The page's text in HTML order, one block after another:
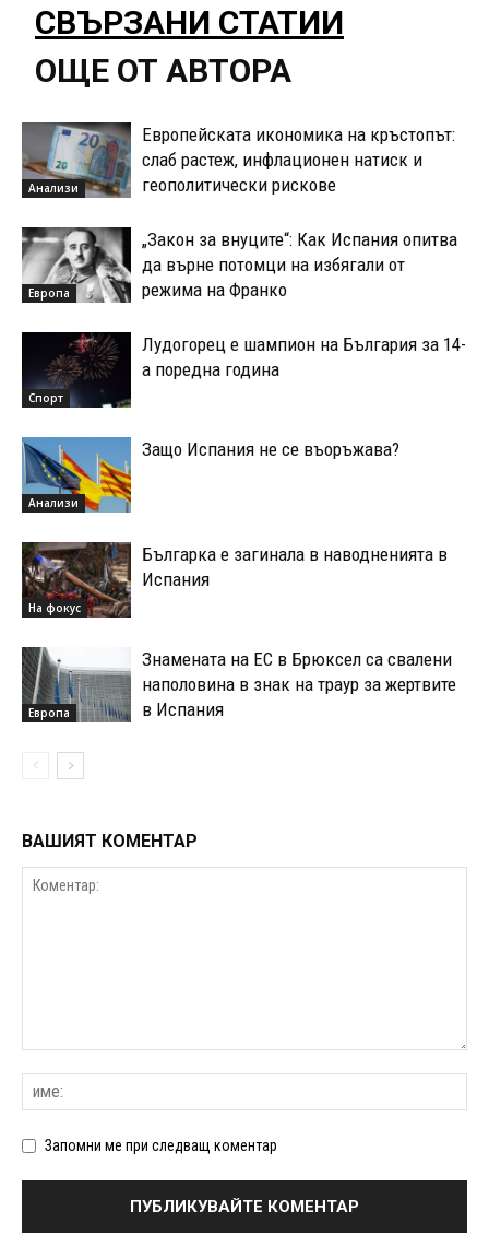
СВЪРЗАНИ СТАТИИ
ОЩЕ ОТ АВТОРА
Анализи
Европейската икономика на кръстопът:
слаб растеж, инфлационен натиск и
геополитически рискове
Европа
„Закон за внуците“: Как Испания опитва
да върне потомци на избягали от
режима на Франко
Спорт
Лудогорец е шампион на България за 14-
а поредна година
Анализи
Защо Испания не се въоръжава?
На фокус
Българка е загинала в наводненията в
Испания
Европа
Знамената на ЕС в Брюксел са свалени
наполовина в знак на траур за жертвите
в Испания
ВАШИЯТ КОМЕНТАР
Запомни ме при следващ коментар